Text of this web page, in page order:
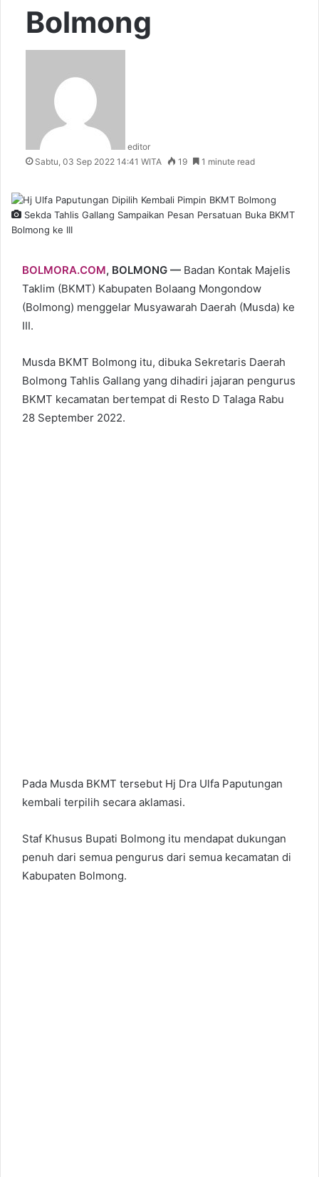
Bolmong
editor
Sabtu, 03 Sep 2022 14:41 WITA
19 1 minute read
Sekda Tahlis Gallang Sampaikan Pesan Persatuan Buka BKMT
Bolmong ke III
BOLMORA.COM, BOLMONG — Badan Kontak Majelis
Taklim (BKMT) Kabupaten Bolaang Mongondow
(Bolmong) menggelar Musyawarah Daerah (Musda) ke
III.
Musda BKMT Bolmong itu, dibuka Sekretaris Daerah
Bolmong Tahlis Gallang yang dihadiri jajaran pengurus
BKMT kecamatan bertempat di Resto D Talaga Rabu
28 September 2022.
Pada Musda BKMT tersebut Hj Dra Ulfa Paputungan
kembali terpilih secara aklamasi.
Staf Khusus Bupati Bolmong itu mendapat dukungan
penuh dari semua pengurus dari semua kecamatan di
Kabupaten Bolmong.